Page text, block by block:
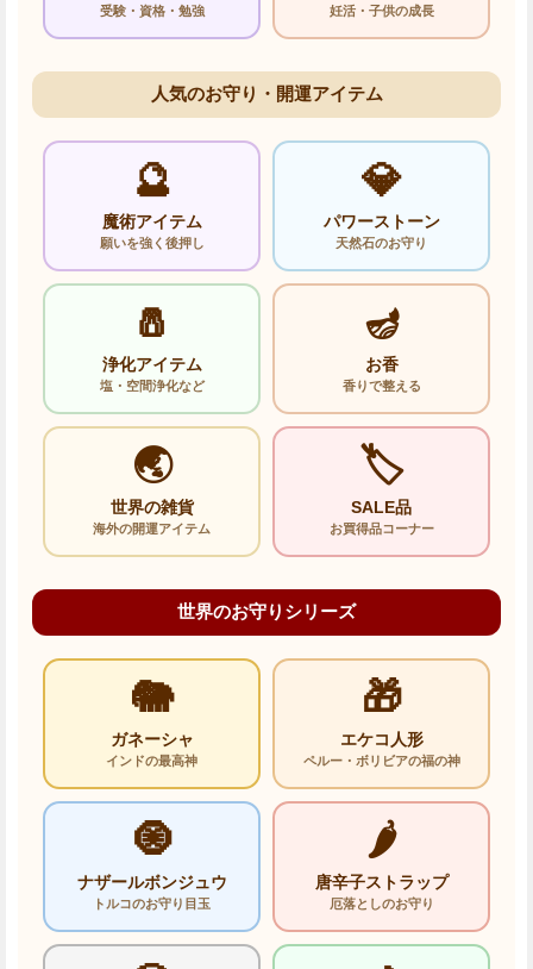
受験・資格・勉強 妊活・子供の成長
人気のお守り・開運アイテム
🔮
魔術アイテム
願いを強く後押し
💎
パワーストーン
天然石のお守り
🧂
浄化アイテム
塩・空間浄化など
🪔
お香
香りで整える
🌏
世界の雑貨
海外の開運アイテム
🏷️
SALE品
お買得品コーナー
世界のお守りシリーズ
🐘
ガネーシャ
インドの最高神
🎁
エケコ人形
ペルー・ボリビアの福の神
🧿
ナザールボンジュウ
トルコのお守り目玉
🌶️
唐辛子ストラップ
厄落としのお守り